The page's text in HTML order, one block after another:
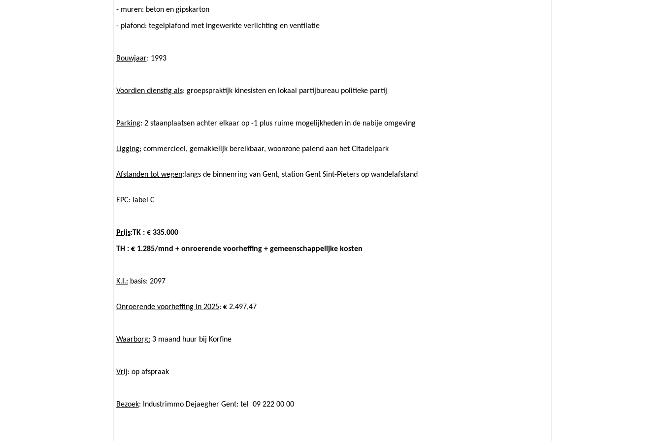
- muren: beton en gipskarton
- plafond: tegelplafond met ingewerkte verlichting en ventilatie
Bouwjaar: 1993
Voordien dienstig als: groepspraktijk kinesisten en lokaal partijbureau politieke partij
Parking: 2 staanplaatsen achter elkaar op -1 plus ruime mogelijkheden in de nabije omgeving
Ligging: commercieel, gemakkelijk bereikbaar, woonzone palend aan het Citadelpark
Afstanden tot wegen:langs de binnenring van Gent, station Gent Sint-Pieters op wandelafstand
EPC: label C
Prijs:TK : € 335.000
TH : € 1.285/mnd + onroerende voorheffing + gemeenschappelijke kosten
K.I.: basis: 2097
Onroerende voorheffing in 2025: € 2.497,47
Waarborg: 3 maand huur bij Korfine
Vrij: op afspraak
Bezoek: Industrimmo Dejaegher Gent: tel 09 222 00 00